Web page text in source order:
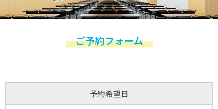
ご予約フォーム
予約希望日